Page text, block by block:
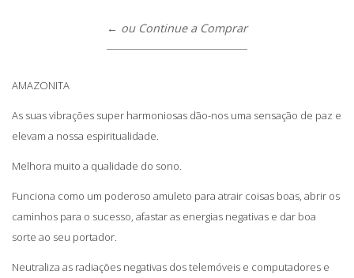
← ou Continue a Comprar
AMAZONITA
As suas vibrações super harmoniosas dão-nos uma sensação de paz e
elevam a nossa espiritualidade.
Melhora muito a qualidade do sono.
Funciona como um poderoso amuleto para atrair coisas boas, abrir os
caminhos para o sucesso, afastar as energias negativas e dar boa
sorte ao seu portador.
Neutraliza as radiações negativas dos telemóveis e computadores e